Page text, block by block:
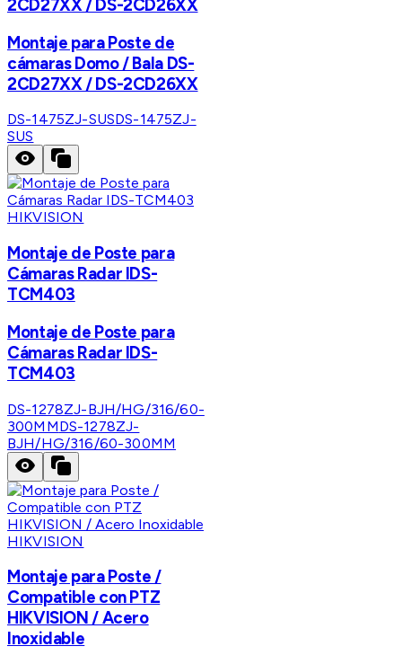
2CD27XX / DS-2CD26XX
Montaje para Poste de
cámaras Domo / Bala DS-
2CD27XX / DS-2CD26XX
DS-1475ZJ-SUSDS-1475ZJ-
SUS
HIKVISION
Montaje de Poste para
Cámaras Radar IDS-
TCM403
Montaje de Poste para
Cámaras Radar IDS-
TCM403
DS-1278ZJ-BJH/HG/316/60-
300MMDS-1278ZJ-
BJH/HG/316/60-300MM
HIKVISION
Montaje para Poste /
Compatible con PTZ
HIKVISION / Acero
Inoxidable